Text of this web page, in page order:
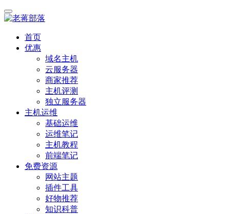
首页
优惠
域名主机
云服务器
商家推荐
主机评测
独立服务器
主机运维
基础运维
运维笔记
主机教程
前端笔记
免费资源
网站主题
插件工具
好物推荐
知识科普